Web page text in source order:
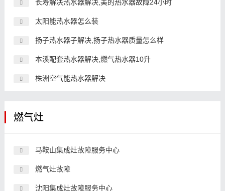
长寿解决热水器解决,美的热水器故障24小时
太阳能热水器怎么装
扬子热水器子解决,扬子热水器质量怎么样
本溪配套热水器解决,燃气热水器10升
株洲空气能热水器解决
燃气灶
马鞍山集成灶故障服务中心
燃气灶故障
沈阳集成灶故障服务中心